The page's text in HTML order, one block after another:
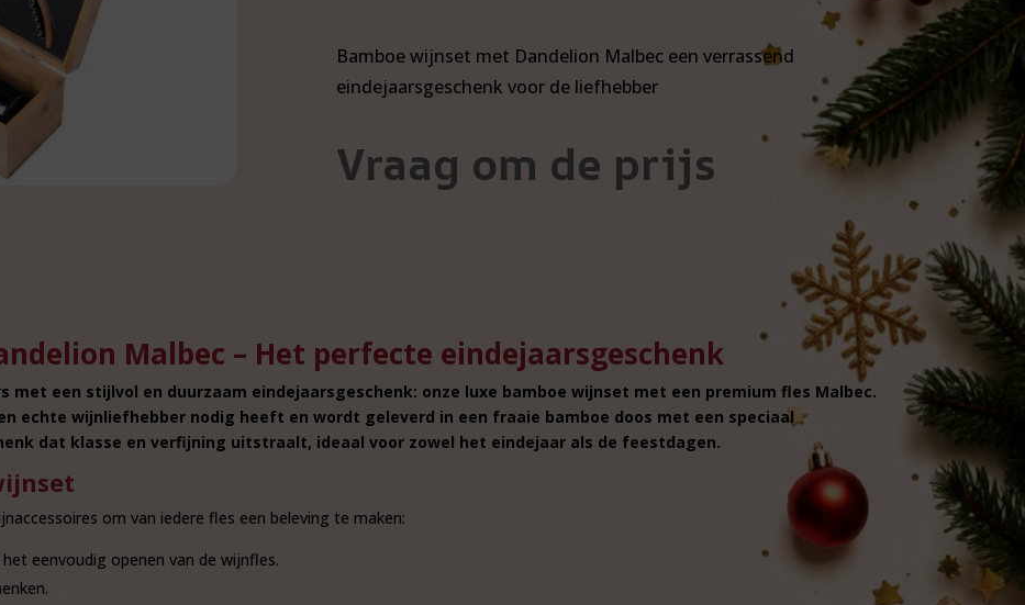
Bamboe wijnset met Dandelion Malbec een verrassend
eindejaarsgeschenk voor de liefhebber
Vraag om de prijs
Malbec – Het perfecte eindejaarsgeschenk
met een stijlvol en duurzaam eindejaarsgeschenk: onze luxe bamboe wijnset met een premium fles Malbec.
echte wijnliefhebber nodig heeft en wordt geleverd in een fraaie bamboe doos met een speciaal
dat klasse en verfijning uitstraalt, ideaal voor zowel het eindejaar als de feestdagen.
om van iedere fles een beleving te maken:
eenvoudig openen van de wijnfles.